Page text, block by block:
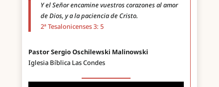
Y el Señor encamine vuestros corazones al amor
de Dios, y a la paciencia de Cristo.
2ª Tesalonicenses 3: 5
Pastor Sergio Oschilewski Malinowski
Iglesia Bíblica Las Condes